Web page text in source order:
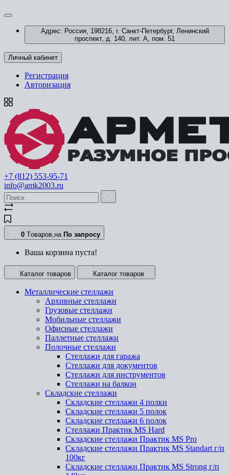
Адрес: Россия, 198216, г. Санкт-Петербург, Ленинский
проспект, д. 140, лит. А, пом. 51
Личный кабинет
Регистрация
Авторизация
+7 (812) 553-95-71
info@amk2003.ru
0 Tоваров,на По запросу
Ваша корзина пуста!
Каталог товаров Каталог товаров
Металлические стеллажи
Архивные стеллажи
Грузовые стеллажи
Мобильные стеллажи
Офисные стеллажи
Паллетные стеллажи
Полочные стеллажи
Стеллажи для гаража
Стеллажи для документов
Стеллажи для инструментов
Стеллажи на балкон
Складские стеллажи
Складские стеллажи 4 полки
Складские стеллажи 5 полок
Складские стеллажи 6 полок
Стеллажи Практик MS Hard
Складские стеллажи Практик MS Pro
Складские стеллажи Практик MS Standart г/п
100кг
Складские стеллажи Практик MS Strong г/п